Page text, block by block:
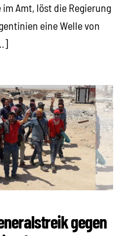
Amt, löst die Regierung
eine Welle von
gegen